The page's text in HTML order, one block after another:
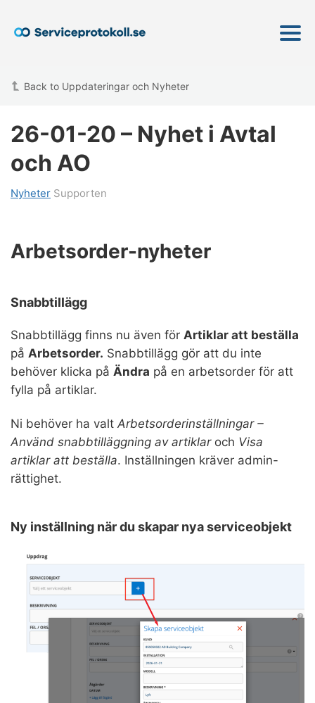
Back to Uppdateringar och Nyheter
26-01-20 – Nyhet i Avtal
och AO
Nyheter Supporten
Arbetsorder-nyheter
Snabbtillägg
Snabbtillägg finns nu även för Artiklar att beställa
på Arbetsorder. Snabbtillägg gör att du inte
behöver klicka på Ändra på en arbetsorder för att
fylla på artiklar.
Ni behöver ha valt Arbetsorderinställningar –
Använd snabbtilläggning av artiklaroch Visa
artiklar att beställa. Inställningen kräver admin-
rättighet.
Ny inställning när du skapar nya serviceobjekt